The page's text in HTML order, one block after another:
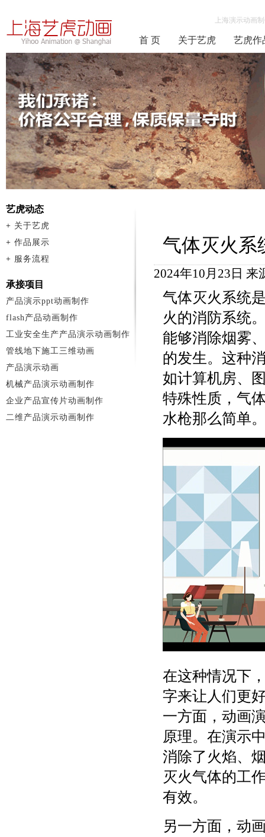
上海演示动画
首 页 关于艺虎 艺虎作
气体灭火系
2024年10月23日 来
气体灭火系统
火的消防系统
能够消除烟雾
的发生。这种
如计算机房、
特殊性质，气
水枪那么简单
在这种情况下
字来让人们更
一方面，动画
原理。在演示
消除了火焰、
灭火气体的工
有效。
另一方面，动
艺虎动态
+ 关于艺虎
+ 作品展示
+ 服务流程
承接项目
产品演示ppt动画制作
flash产品动画制作
工业安全生产产品演示动画制作
管线地下施工三维动画
产品演示动画
机械产品演示动画制作
企业产品宣传片动画制作
二维产品演示动画制作